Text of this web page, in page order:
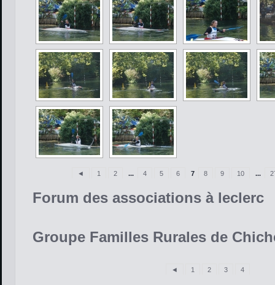
◄ 1 2 ... 4 5 6 7 8 9 10 ...
Forum des associations à leclerc
Groupe Familles Rurales de
◄ 1 2 3 4